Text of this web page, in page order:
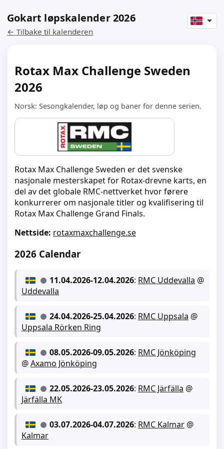
Gokart løpskalender 2026
← Tilbake til kalenderen
Rotax Max Challenge Sweden
2026
Norsk: Sesongkalender, løp og baner for denne serien.
Rotax Max Challenge Sweden er det svenske
nasjonale mesterskapet for Rotax-drevne karts, en
del av det globale RMC-nettverket hvor førere
konkurrerer om nasjonale titler og kvalifisering til
Rotax Max Challenge Grand Finals.
Nettside: rotaxmaxchallenge.se
2026 Calendar
11.04.2026-12.04.2026: RMC Uddevalla @
Uddevalla
24.04.2026-25.04.2026: RMC Uppsala @
Uppsala Rörken Ring
08.05.2026-09.05.2026: RMC Jönköping
@Axamo Jönköping
22.05.2026-23.05.2026: RMC Järfälla @
Järfälla MK
03.07.2026-04.07.2026: RMC Kalmar @
Kalmar